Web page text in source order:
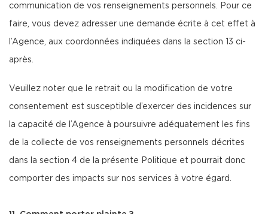
communication de vos renseignements personnels. Pour ce
faire, vous devez adresser une demande écrite à cet effet à
l’Agence, aux coordonnées indiquées dans la section 13 ci-
après.
Veuillez noter que le retrait ou la modification de votre
consentement est susceptible d’exercer des incidences sur
la capacité de l’Agence à poursuivre adéquatement les fins
de la collecte de vos renseignements personnels décrites
dans la section 4 de la présente Politique et pourrait donc
comporter des impacts sur nos services à votre égard.